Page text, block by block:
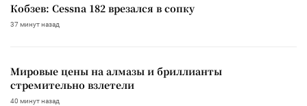
Кобзев: Cessna 182 врезался в сопку
37 минут назад
Мировые цены на алмазы и бриллианты
стремительно взлетели
40 минут назад